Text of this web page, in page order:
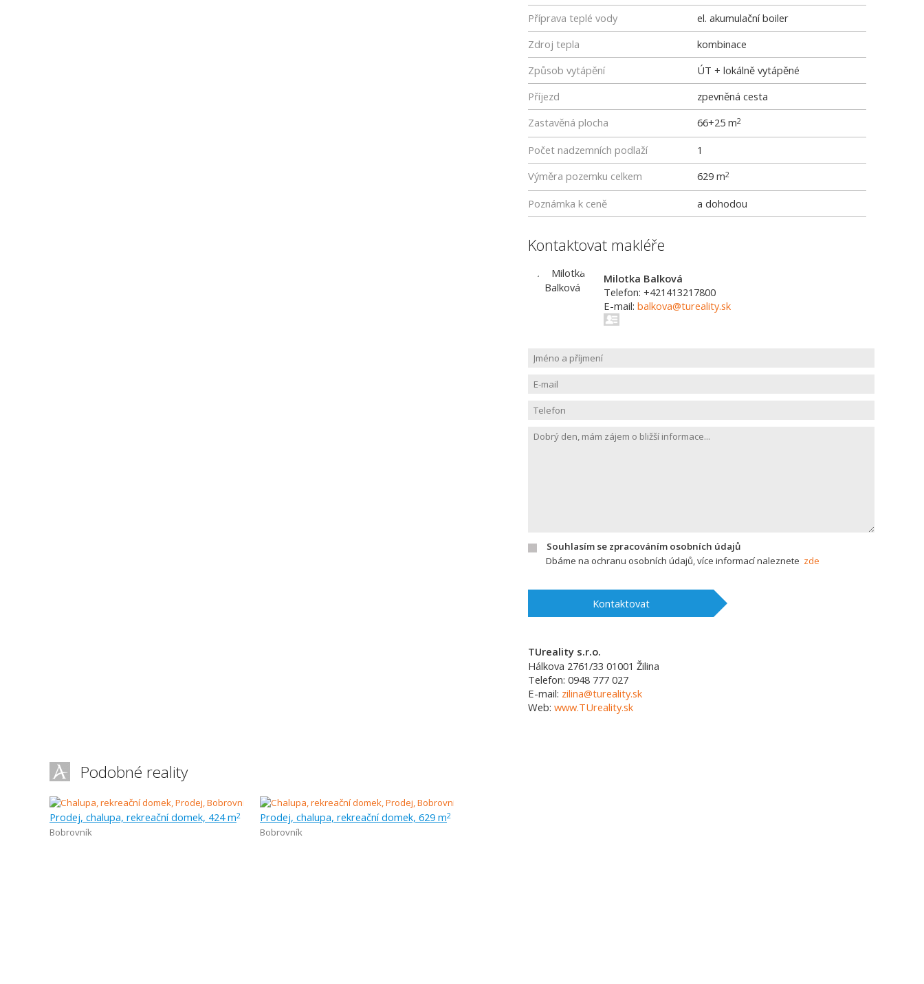
Příprava teplé vody
el. akumulační boiler
Zdroj tepla
kombinace
Způsob vytápění
ÚT + lokálně vytápěné
Příjezd
zpevněná cesta
Zastavěná plocha
66+25 m2
Počet nadzemních podlaží
1
Výměra pozemku celkem
629 m2
Poznámka k ceně a dohodou
Kontaktovat makléře
Milotka Balková
Telefon: +421413217800
E-mail: balkova@tureality.sk
Souhlasím se zpracováním osobních údajů
Dbáme na ochranu osobních údajů, více informací naleznete zde
Kontaktovat
TUreality s.r.o.
Hálkova 2761/33 01001 Žilina
Telefon: 0948 777 027
E-mail: zilina@tureality.sk
Web: www.TUreality.sk
Podobné reality
Prodej, chalupa, rekreační domek, 424 m2
Bobrovník
Prodej, chalupa, rekreační domek, 629 m2
Bobrovník